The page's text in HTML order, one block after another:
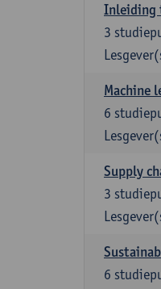
Inleiding
3
Machine
6
Supply
3
6